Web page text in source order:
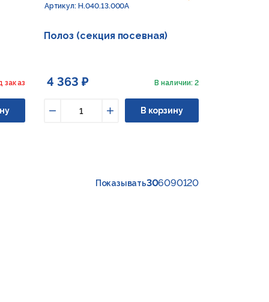
заказ
Артикул: Н.040.13.000А
Полоз (секция посевная)
4 363 ₽ В наличии: 2
Увеличить
В корзину
Показывать306090120